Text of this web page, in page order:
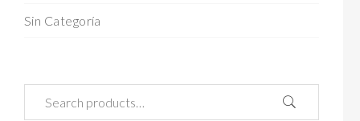
Sin Categoría